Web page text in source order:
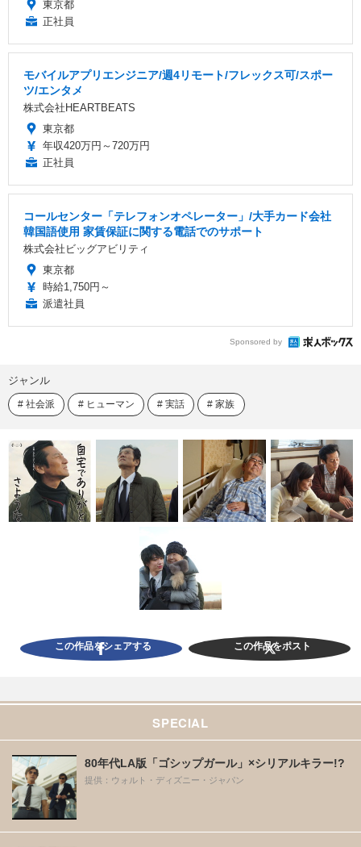
東京都
正社員
モバイルアプリエンジニア/週4リモート/フレックス可/スポー
ツ/エンタメ
株式会社HEARTBEATS
東京都
年収420万円～720万円
正社員
コールセンター「テレフォンオペレーター」/大手カード会社
韓国語使用 家賃保証に関する電話でのサポート
株式会社ビッグアビリティ
東京都
時給1,750円～
派遣社員
Sponsored by
ジャンル
社会派 ヒューマン 実話 家族
この作品をシェアする この作品をポスト
SPECIAL
80年代LA版「ゴシップガール」×シリアルキラー!?
提供：ウォルト・ディズニー・ジャパン